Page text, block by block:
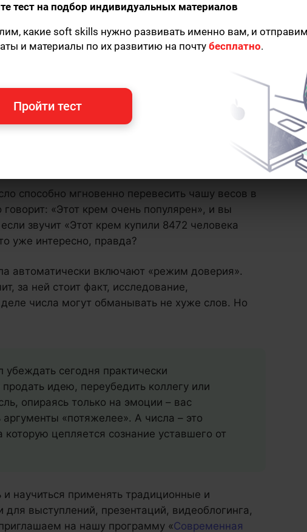
способно мгновенно перевесить чашу весов в
«Этот крем очень популярен», и вы
звучит «Этот крем купили 8472 человека
уже интересно, правда?
автоматически включают «режим доверия».
за ней стоит факт, исследование,
числа могут обманывать не хуже слов. Но
сегодня практически
идею, переубедить коллегу или
опираясь только на эмоции – вас
«потяжелее». А числа – это
которую цепляется сознание уставшего от
и научиться применять традиционные и
выступлений, презентаций, видеоблогинга,
на нашу программу «Современная
тест на подбор индивидуальных материалов
какие soft skills нужно развивать именно вам, и отправим
и материалы по их развитию на почту бесплатно.
Пройти тест